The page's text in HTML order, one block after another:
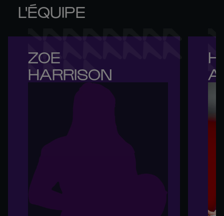
L'ÉQUIPE
ZOE
HARRISON